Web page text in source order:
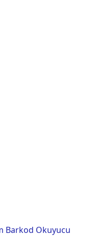
Barkod Okuyucu